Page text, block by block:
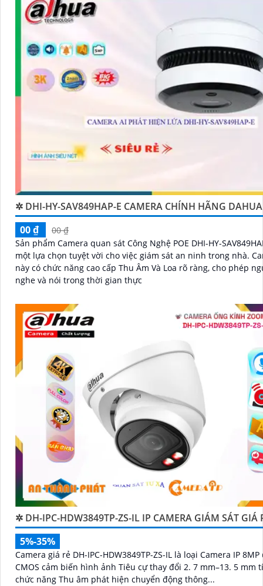
✲ DHI-HY-SAV849HAP-E CAMERA CHÍNH HÃNG DAHUA
00 ₫
00 ₫
Sản phẩm Camera quan sát Công Nghệ POE DHI-HY-
một lựa chọn tuyệt vời cho việc giám sát an ninh trong nhà. Camera
này có chức năng cao cấp Thu Âm Và Loa rõ ràng, cho phép
nghe và nói trong thời gian thực
✲ DH-IPC-HDW3849TP-ZS-IL IP CAMERA GIÁM SÁT GIÁ
5%-35%
Camera giá rẻ DH-IPC-HDW3849TP-ZS-IL là loại Camera IP 8MP
CMOS cảm biến hình ảnh Tiêu cự thay đổi 2. 7 mm–13. 5 mm
chức năng Thu âm phát hiện chuyển động thông...